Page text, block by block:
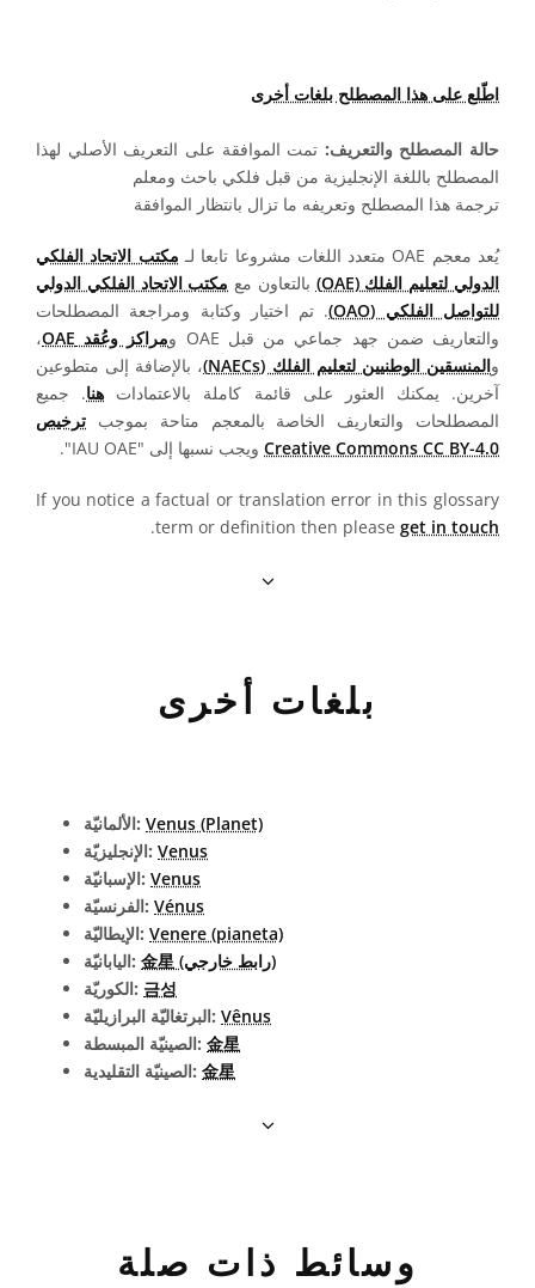
اطّلع على هذا المصطلح بلغات أخرى
حالة المصطلح والتعريف: تمت الموافقة على التعريف الأصلي لهذا
المصطلح باللغة الإنجليزية من قبل فلكي باحث ومعلم
ترجمة هذا المصطلح وتعريفه ما تزال بانتظار الموافقة
يُعد معجم OAE متعدد اللغات مشروعا تابعا لـ
مكتب الاتحاد الفلكي
الدولي لتعليم الفلك (OAE)
بالتعاون مع مكتب الاتحاد الفلكي الدولي
للتواصل الفلكي (OAO)
. تم اختيار وكتابة ومراجعة المصطلحات
والتعاريف ضمن جهد جماعي من قبل OAE و
مراكز وعُقد OAE
،
والمنسقين الوطنيين لتعليم الفلك (NAECs)
، بالإضافة إلى متطوعين
آخرين. يمكنك العثور على قائمة كاملة بالاعتمادات هنا. جميع
المصطلحات والتعاريف الخاصة بالمعجم متاحة بموجب ترخيص
Creative Commons CC BY-4.0 ويجب نسبها إلى "IAU OAE".
If you notice a factual or translation error in this glossary
term or definition then please get in touch
.
بلغات أخرى
الألمانيّة: Venus (Planet)
الإنجليزيّة: Venus
الإسبانيّة: Venus
الفرنسيّة: Vénus
الإيطاليّة: Venere (pianeta)
اليابانيّة:
金星 (رابط خارجي)
الكوريّة: 금성
البرتغاليّة البرازيليّة: Vênus
الصينيّة المبسطة: 金星
الصينيّة التقليدية: 金星
وسائط ذات صلة